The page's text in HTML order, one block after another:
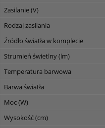
Zasilanie (V)
Rodzaj zasilania
Źródło światła w komplecie
Strumień świetlny (lm)
Temperatura barwowa
Barwa światła
Moc (W)
Wysokość (cm)